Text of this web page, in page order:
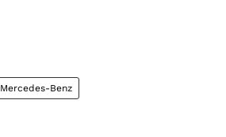
Mercedes-Benz